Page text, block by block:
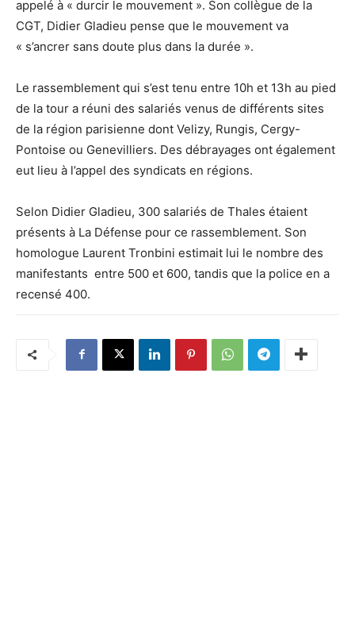
appelé à « durcir le mouvement ». Son collègue de la
CGT, Didier Gladieu pense que le mouvement va
« s’ancrer sans doute plus dans la durée ».
Le rassemblement qui s’est tenu entre 10h et 13h au pied
de la tour a réuni des salariés venus de différents sites
de la région parisienne dont Velizy, Rungis, Cergy-
Pontoise ou Genevilliers. Des débrayages ont également
eut lieu à l’appel des syndicats en régions.
Selon Didier Gladieu, 300 salariés de Thales étaient
présents à La Défense pour ce rassemblement. Son
homologue Laurent Tronbini estimait lui le nombre des
manifestants entre 500 et 600, tandis que la police en a
recensé 400.